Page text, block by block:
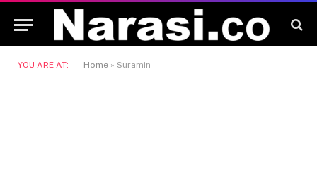
YOU ARE AT: Home » Suramin